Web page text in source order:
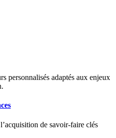
personnalisés adaptés aux enjeux
de savoir-faire clés